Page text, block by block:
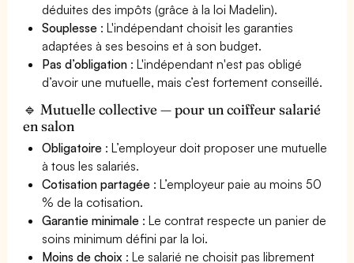
déduites des impôts (grâce à la loi Madelin).
Souplesse : L'indépendant choisit les garanties
adaptées à ses besoins et à son budget.
Pas d’obligation : L'indépendant n'est pas obligé
d’avoir une mutuelle, mais c’est fortement conseillé.
🔹 Mutuelle collective — pour un coiffeur salarié
en salon
Obligatoire : L’employeur doit proposer une mutuelle
à tous les salariés.
Cotisation partagée : L’employeur paie au moins 50
% de la cotisation.
Garantie minimale : Le contrat respecte un panier de
soins minimum défini par la loi.
Moins de choix : Le salarié ne choisit pas librement